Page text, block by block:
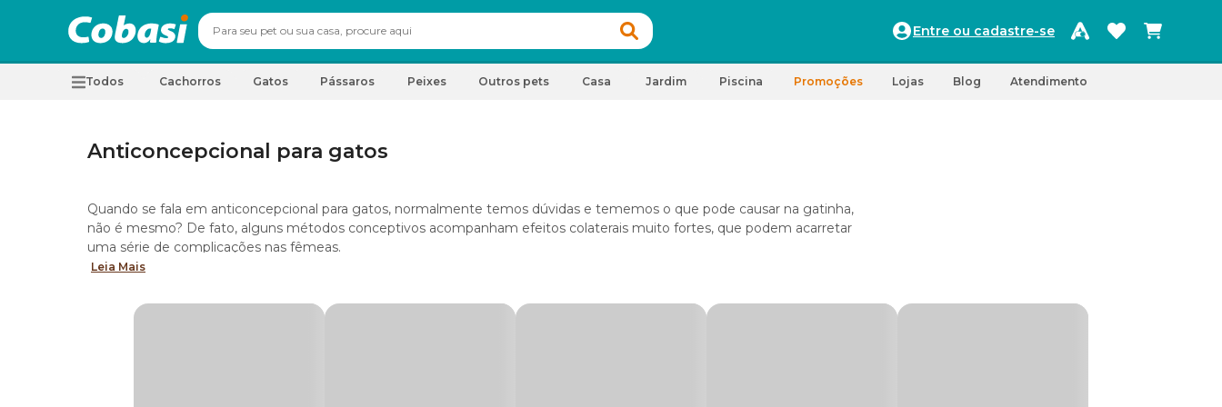
Entre ou cadastre-se
Todos Cachorros Gatos Pássaros Peixes Outros pets Casa Jardim Piscina Promoções Lojas Blog Atendimento
Anticoncepcional para gatos
Quando se fala em anticoncepcional para gatos, normalmente temos dúvidas e tememos o que pode causar na gatinha,
não é mesmo? De fato, alguns métodos conceptivos acompanham efeitos colaterais muito fortes, que podem acarretar
uma série de complicações nas fêmeas.
comprimido anticoncepcional para gatos, que pode ser muito seguro e eficaz para evitar ou anular estrogênio em gatos.
Leia Mais